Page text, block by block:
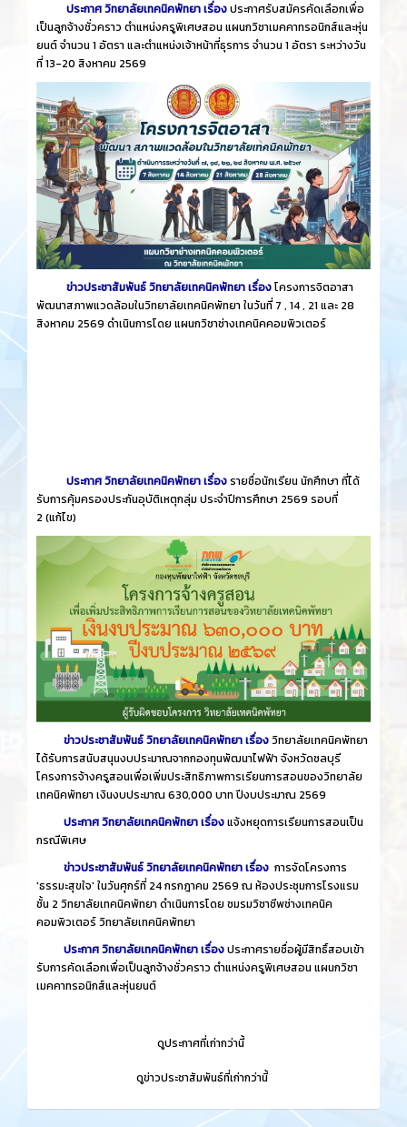
ประกาศ วิทยาลัยเทคนิคพัทยา เรื่องประกาศรับสมัครคัดเลือกเพื่อ
เป็นลูกจ้างชั่วคราว ตำแหน่งครูพิเศษสอน แผนกวิชาเมคคาทรอนิกส์และหุ่น
ยนต์ จำนวน 1 อัตรา และตำแหน่งเจ้าหน้าที่ธุรการ จำนวน 1 อัตรา ระหว่างวัน
ที่ 13-20 สิงหาคม 2569
ข่าวประชาสัมพันธ์ วิทยาลัยเทคนิคพัทยา เรื่องโครงการจิตอาสา
พัฒนาสภาพแวดล้อมในวิทยาลัยเทคนิคพัทยา ในวันที่ 7 , 14 , 21 และ 28
สิงหาคม 2569 ดำเนินการโดย แผนกวิชาช่างเทคนิคคอมพิวเตอร์
ประกาศ วิทยาลัยเทคนิคพัทยา เรื่องรายชื่อนักเรียน นักศึกษา ที่ได้
รับการคุ้มครองประกันอุบัติเหตุกลุ่ม ประจำปีการศึกษา 2569 รอบที่
2 (แก้ไข)
ข่าวประชาสัมพันธ์ วิทยาลัยเทคนิคพัทยา เรื่องวิทยาลัยเทคนิคพัทยา
ได้รับการสนับสนุนงบประมาณจากกองทุนพัฒนาไฟฟ้า จังหวัดชลบุรี
โครงการจ้างครูสอนเพื่อเพิ่มประสิทธิภาพการเรียนการสอนของวิทยาลัย
เทคนิคพัทยา เงินงบประมาณ 630,000 บาท ปีงบประมาณ 2569
ประกาศ วิทยาลัยเทคนิคพัทยา เรื่องแจ้งหยุดการเรียนการสอนเป็น
กรณีพิเศษ
ข่าวประชาสัมพันธ์ วิทยาลัยเทคนิคพัทยา เรื่อง การจัดโครงการ
'ธรรมะสุขใจ' ในวันศุกร์ที่ 24 กรกฎาคม 2569 ณ ห้องประชุมการโรงแรม
ชั้น 2 วิทยาลัยเทคนิคพัทยา ดำเนินการโดย ชมรมวิชาชีพช่างเทคนิค
คอมพิวเตอร์ วิทยาลัยเทคนิคพัทยา
ประกาศ วิทยาลัยเทคนิคพัทยา เรื่องประกาศรายชื่อผู้มีสิทธิ์สอบเข้า
รับการคัดเลือกเพื่อเป็นลูกจ้างชั่วคราว ตำแหน่งครูพิเศษสอน แผนกวิชา
เมคคาทรอนิกส์และหุ่นยนต์
ดูประกาศที่เก่ากว่านี้
ดูข่าวประชาสัมพันธ์ที่เก่ากว่านี้